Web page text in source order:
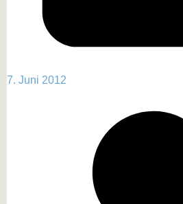
7. Juni 2012